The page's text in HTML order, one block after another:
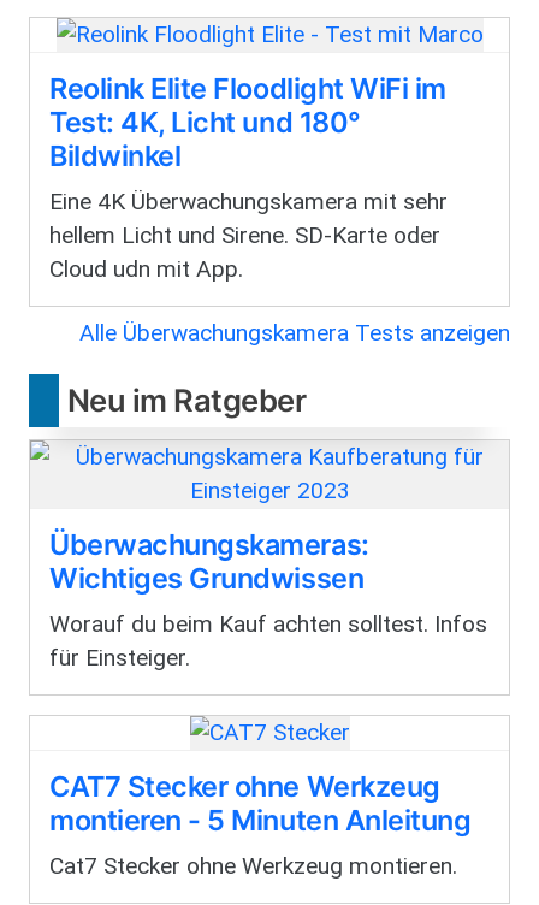
Reolink Elite Floodlight WiFi im
Test: 4K, Licht und 180°
Bildwinkel
Eine 4K Überwachungskamera mit sehr
hellem Licht und Sirene. SD-Karte oder
Cloud udn mit App.
Alle Überwachungskamera Tests anzeigen
Neu im Ratgeber
Überwachungskameras:
Wichtiges Grundwissen
Worauf du beim Kauf achten solltest. Infos
für Einsteiger.
CAT7 Stecker ohne Werkzeug
montieren - 5 Minuten Anleitung
Cat7 Stecker ohne Werkzeug montieren.